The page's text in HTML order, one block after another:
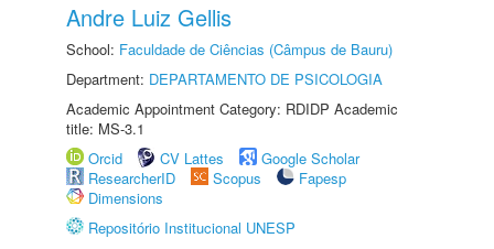
Andre Luiz Gellis
School: Faculdade de Ciências (Câmpus de Bauru)
Department: DEPARTAMENTO DE PSICOLOGIA
Academic Appointment Category: RDIDP Academic
title: MS-3.1
Orcid
CV Lattes
Google Scholar
ResearcherID
Scopus
Fapesp
Dimensions
Repositório Institucional UNESP